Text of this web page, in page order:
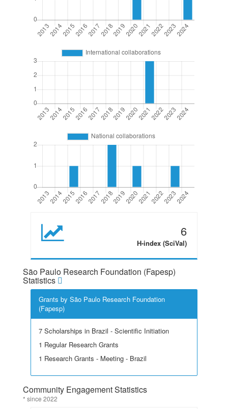
6
H-index (SciVal)
São Paulo Research Foundation (Fapesp)
Statistics
Grants by São Paulo Research Foundation
(Fapesp)
7 Scholarships in Brazil - Scientific Initiation
1 Regular Research Grants
1 Research Grants - Meeting - Brazil
Community Engagement Statistics
* since 2022